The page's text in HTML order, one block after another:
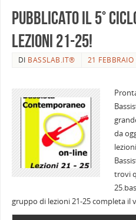
Pubblicato il 5°
Lezioni 21-25!
DI BASSLAB.IT®
21
da
trovi
gruppo di lezioni 21-25 completa il